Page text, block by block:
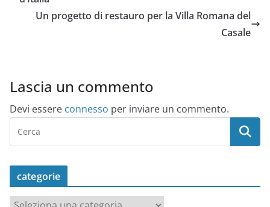
Un progetto di restauro per la Villa Romana del
Casale
Lascia un commento
Devi essere connesso per inviare un commento.
categorie